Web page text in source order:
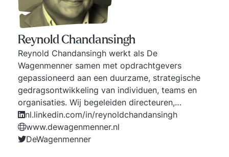
Reynold Chandansingh
Reynold Chandansingh werkt als De
Wagenmenner samen met opdrachtgevers
gepassioneerd aan een duurzame, strategische
gedragsontwikkeling van individuen, teams en
organisaties. Wij begeleiden directeuren,
ondernemers, managers en professionals in
ontwikkelen van “gebundelde kracht” door
verbinden: van strategie en gedrag, van
nl.linkedin.com/in/reynoldchandansingh
www.dewagenmenner.nl
DeWagenmenner